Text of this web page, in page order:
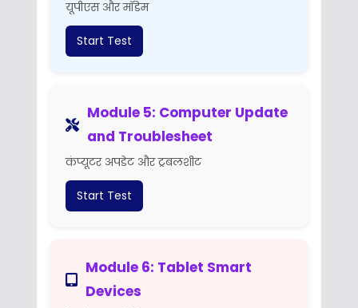
यूपीएस और मॉडेम
Start Test
Module 5: Computer Update
and Troublesheet
कंप्यूटर अपडेट और ट्रबलशीट
Start Test
Module 6: Tablet Smart
Devices